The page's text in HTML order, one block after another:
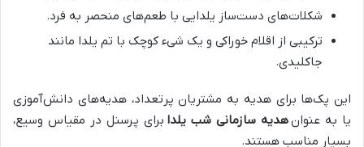
شکلات‌های دست‌ساز یلدایی با طعم‌های منحصر به فرد.
ترکیبی از اقلام خوراکی و یک شیء کوچک با تم یلدا مانند
جاکلیدی.
این پک‌ها برای هدیه به مشتریان پرتعداد، هدیه‌های دانش‌آموزی
یا به عنوانهدیه سازمانی شب یلدا برای پرسنل در مقیاس وسیع،
بسیار مناسب هستند.